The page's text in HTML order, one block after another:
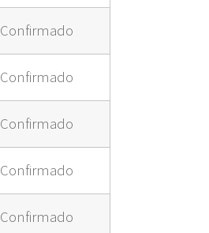
Confirmado
Confirmado
Confirmado
Confirmado
Confirmado